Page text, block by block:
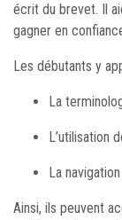
écrit du brevet. Il
gagner en
Les débutants y
La
L’utilisation
La
Ainsi, ils peuvent